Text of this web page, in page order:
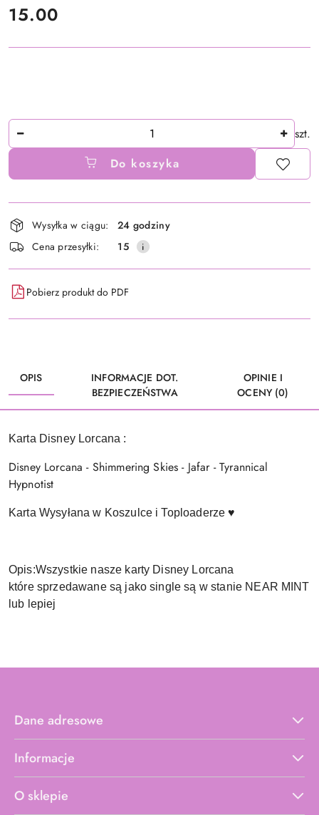
cena:
15.00
Ilość
szt.
Do koszyka
Dostępność
i
dostawa
Wysyłka w ciągu:
24 godziny
Cena przesyłki:
15
Pobierz produkt do PDF
OPIS
INFORMACJE DOT.
BEZPIECZEŃSTWA
OPINIE I
OCENY (0)
Karta Disney Lorcana :
Disney Lorcana - Shimmering Skies - Jafar - Tyrannical
Hypnotist
Karta Wysyłana w Koszulce i Toploaderze ♥
Opis:Wszystkie nasze karty Disney Lorcana
które sprzedawane są jako single są w stanie NEAR MINT
lub lepiej
Dane adresowe
Informacje
O sklepie